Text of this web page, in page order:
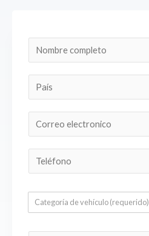
Categoría de vehículo (requerido)